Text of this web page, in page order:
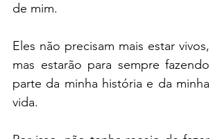
de mim.
Eles não precisam mais estar vivos,
mas estarão para sempre fazendo
parte da minha história e da minha
vida.